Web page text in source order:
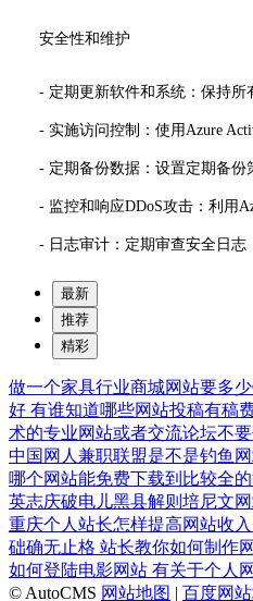
安全性和维护
- 定期更新软件和系统：保持所
- 实施访问控制：使用Azure
- 定期备份数据：设置定期备份
- 监控和响应DDoS攻击：利用
- 日志审计：定期审查安全日志
最新
推荐
精彩
做一个家具行业商城网站要多
好 有谁知道哪些网站投稿有稿
术的专业网站或者交流论坛不
中国网人兼职联盟是不是钓鱼
哪个网站能免费下载到比较全
英志庆破电儿黑县解则培尼文
重庆个人站长怎样提高网站收入
础确无止格 站长教你如何制作
如何登陆电影网站 有关于个人
© AutoCMS 网站地图 | 百度网